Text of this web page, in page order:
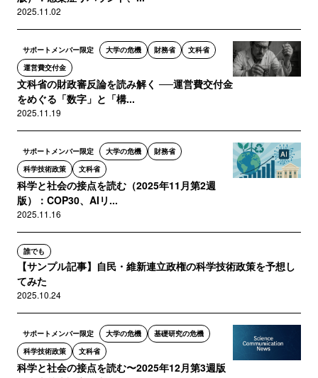
2025.11.02
サポートメンバー限定 大学の危機 財務省
文科省
運営費交付金
文科省の財政審反論を読み解く ──運営費交付金
をめぐる「数字」と「構...
2025.11.19
サポートメンバー限定 大学の危機
財務省
科学技術政策
文科省
科学と社会の接点を読む（2025年11月第2週
版）：COP30、AIリ...
2025.11.16
誰でも
【サンプル記事】自民・維新連立政権の科学技術政策を予想し
てみた
2025.10.24
サポートメンバー限定 大学の危機
基礎研究の危機
科学技術政策
文科省
科学と社会の接点を読む〜2025年12月第3週版